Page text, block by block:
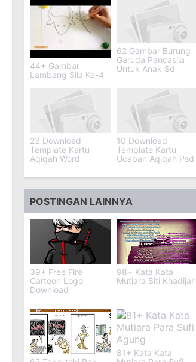
44+ Gambar
Lambang Sila Ke-4
62 Gambar Burung
Garuda Pancasila
Untuk Anak Sd
23 Download
Template Kartu
Aqiqah Word
10 Download
Template Kartu
Ucapan Aqiqah Psd
POSTINGAN LAINNYA
39+ Free Fire
Cartoon Logo
Download
98+ Kata Kata
Mutiara Siti Khadijah
81+ Kata Kata